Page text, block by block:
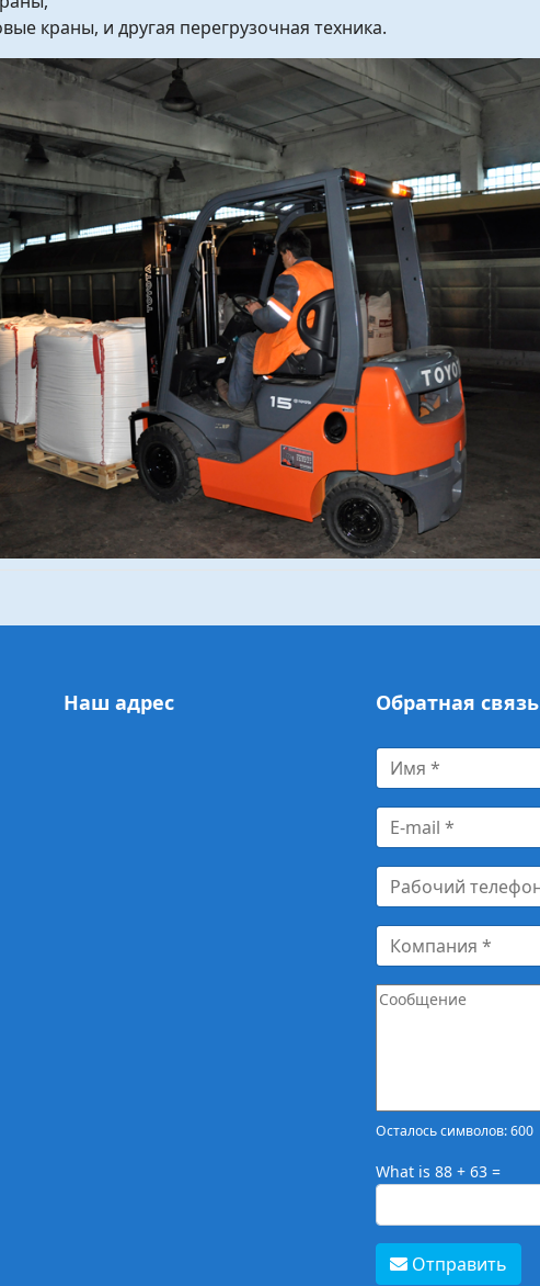
краны, и другая перегрузочная техника.
Наш адрес Обратная связь
Осталось символов: 600
What is 88 + 63 =
Отправить